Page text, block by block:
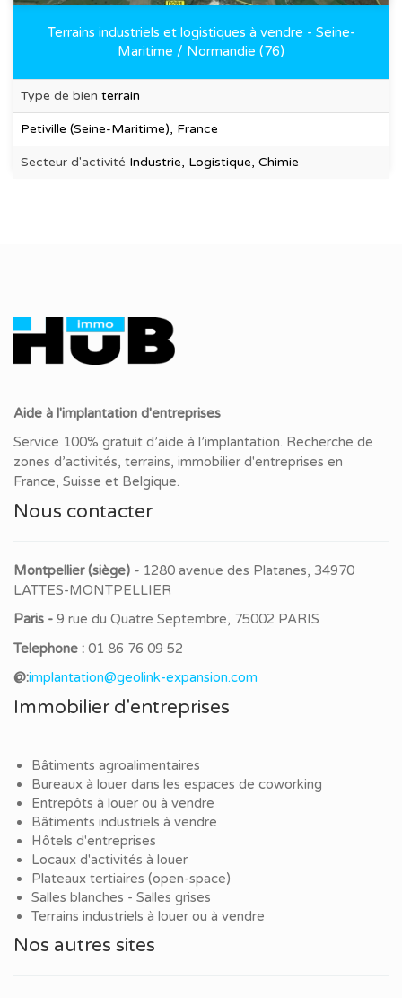
Terrains industriels et logistiques à vendre - Seine-
Maritime / Normandie (76)
Type de bien terrain
Petiville (Seine-Maritime), France
Secteur d'activité Industrie, Logistique, Chimie
Aide à l'implantation d'entreprises
Service 100% gratuit d’aide à l’implantation. Recherche de
zones d’activités, terrains, immobilier d'entreprises en
France, Suisse et Belgique.
Nous contacter
Montpellier (siège) - 1280 avenue des Platanes, 34970
LATTES-MONTPELLIER
Paris - 9 rue du Quatre Septembre, 75002 PARIS
Telephone : 01 86 76 09 52
@:implantation@geolink-expansion.com
Immobilier d'entreprises
Bâtiments agroalimentaires
Bureaux à louer dans les espaces de coworking
Entrepôts à louer ou à vendre
Bâtiments industriels à vendre
Hôtels d'entreprises
Locaux d'activités à louer
Plateaux tertiaires (open-space)
Salles blanches - Salles grises
Terrains industriels à louer ou à vendre
Nos autres sites